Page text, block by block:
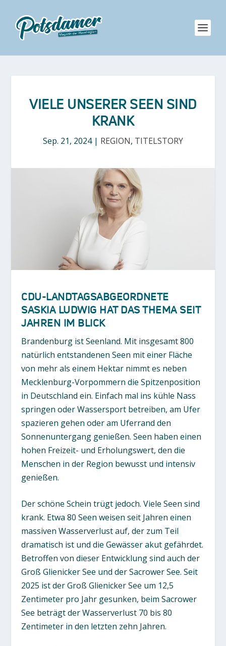
VIELE UNSERER SEEN SIND
KRANK
Sep. 21, 2024| REGION, TITELSTORY
CDU-LANDTAGSABGEORDNETE
SASKIA LUDWIG HAT DAS THEMA SEIT
JAHREN IM BLICK
Brandenburg ist Seenland. Mit insgesamt 800
natürlich entstandenen Seen mit einer Fläche
von mehr als einem Hektar nimmt es neben
Mecklenburg-Vorpommern die Spitzenposition
in Deutschland ein. Einfach mal ins kühle Nass
springen oder Wassersport betreiben, am Ufer
spazieren gehen oder am Uferrand den
Sonnenuntergang genießen. Seen haben einen
hohen Freizeit- und Erholungswert, den die
Menschen in der Region bewusst und intensiv
genießen.
Der schöne Schein trügt jedoch. Viele Seen sind
krank. Etwa 80 Seen weisen seit Jahren einen
massiven Wasserverlust auf, der zum Teil
dramatisch ist und die Gewässer akut gefährdet.
Betroffen von dieser Entwicklung sind auch der
Groß Glienicker See und der Sacrower See. Seit
2025 ist der Groß Glienicker See um 12,5
Zentimeter pro Jahr gesunken, beim Sacrower
See beträgt der Wasserverlust 70 bis 80
Zentimeter in den letzten zehn Jahren.